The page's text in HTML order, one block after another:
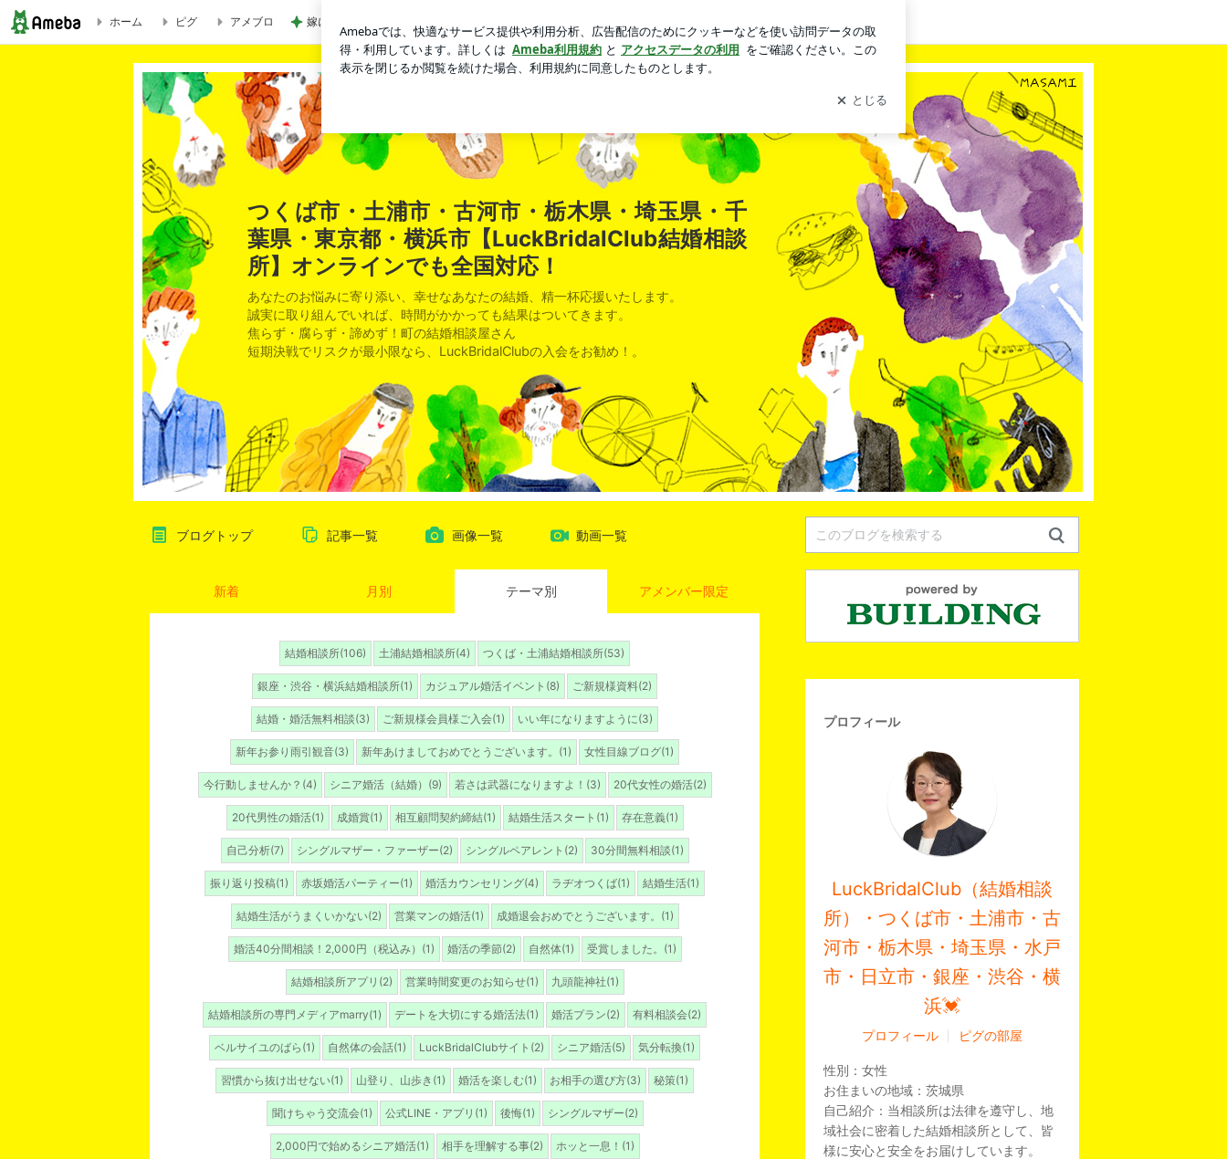
LuckBridalClub仲人酒場・つ｜つくば市・土浦市・古河市・栃木県・埼玉県・千葉県・東京都・横浜市【LuckBridalClub結婚相談所】オンラインでも全国対応！
ホーム ピグ アメブロ 嫁に喜んでもらえた100均の髪留め ログイン
つくば市・土浦市・古河市・栃木県・埼玉県・千
葉県・東京都・横浜市【LuckBridalClub結婚相談
所】オンラインでも全国対応！
あなたのお悩みに寄り添い、幸せなあなたの結婚、精一杯応援いたします。
誠実に取り組んでいれば、時間がかかっても結果はついてきます。
焦らず・腐らず・諦めず！町の結婚相談屋さん
短期決戦でリスクが最小限なら、LuckBridalClubの入会をお勧め！。
ブログトップ 記事一覧 画像一覧 動画一覧
新着 月別 テーマ別 アメンバー限定
結婚相談所(106) 土浦結婚相談所(4) つくば・土浦結婚相談所(53)
銀座・渋谷・横浜結婚相談所(1) カジュアル婚活イベント(8) ご新規様資料(2)
結婚・婚活無料相談(3) ご新規様会員様ご入会(1) いい年になりますように(3)
新年お参り雨引観音(3) 新年あけましておめでとうございます。(1) 女性目線ブログ(1)
今行動しませんか？(4) シニア婚活（結婚）(9) 若さは武器になりますよ！(3) 20代女性の婚活(2)
20代男性の婚活(1) 成婚賞(1) 相互顧問契約締結(1) 結婚生活スタート(1) 存在意義(1)
自己分析(7) シングルマザー・ファーザー(2) シングルペアレント(2) 30分間無料相談(1)
振り返り投稿(1) 赤坂婚活パーティー(1) 婚活カウンセリング(4) ラヂオつくば(1) 結婚生活(1)
結婚生活がうまくいかない(2) 営業マンの婚活(1) 成婚退会おめでとうございます。(1)
婚活40分間相談！2,000円（税込み）(1) 婚活の季節(2) 自然体(1) 受賞しました。(1)
結婚相談所アプリ(2) 営業時間変更のお知らせ(1) 九頭龍神社(1)
結婚相談所の専門メディアmarry(1) デートを大切にする婚活法(1) 婚活プラン(2) 有料相談会(2)
ベルサイユのばら(1) 自然体の会話(1) LuckBridalClubサイト(2) シニア婚活(5) 気分転換(1)
習慣から抜け出せない(1) 山登り、山歩き(1) 婚活を楽しむ(1) お相手の選び方(3) 秘策(1)
聞けちゃう交流会(1) 公式LINE・アプリ(1) 後悔(1) シングルマザー(2)
2,000円で始めるシニア婚活(1) 相手を理解する事(2) ホッと一息！(1)
プロフィール
LuckBridalClub（結婚相談
所）・つくば市・土浦市・古
河市・栃木県・埼玉県・水戸
市・日立市・銀座・渋谷・横
浜💓
プロフィール ピグの部屋
性別： 女性
お住まいの地域： 茨城県
自己紹介： 当相談所は法律を遵守し、地
域社会に密着した結婚相談所として、皆
様に安心と安全をお届けしています。